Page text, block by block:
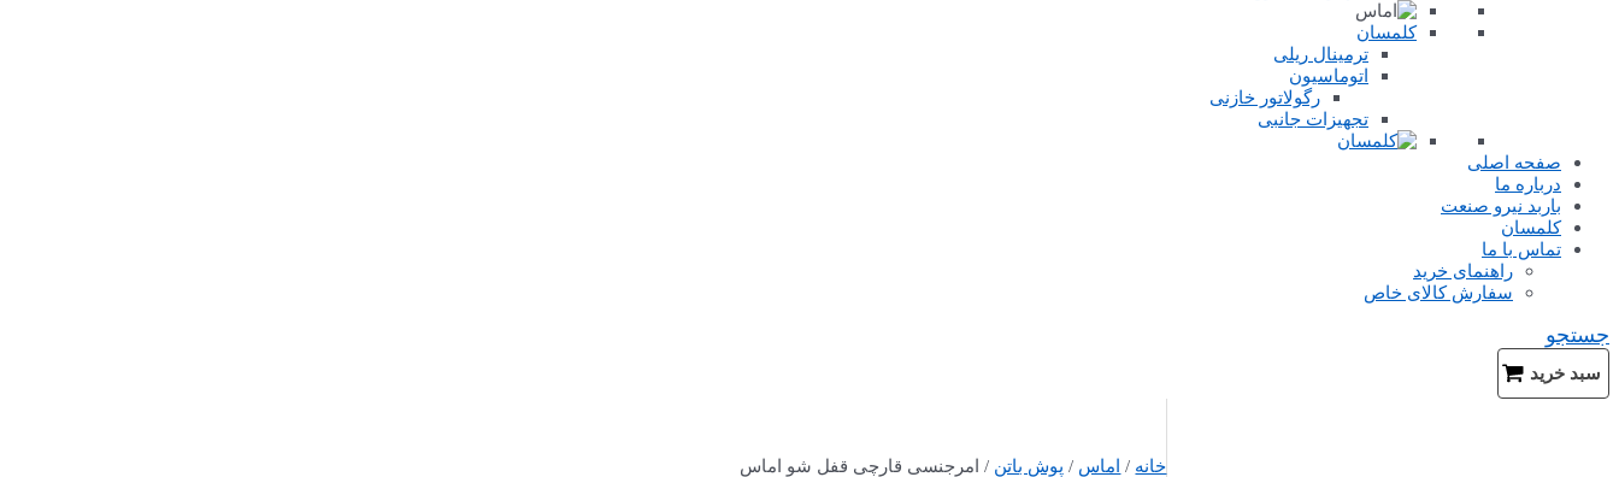
کلمسان
ترمینال ریلی
اتوماسیون
رگولاتور خازنی
تجهیزات جانبی
صفحه اصلی
درباره ما
باربد نیرو صنعت
کلمسان
تماس با ما
راهنمای خرید
سفارش کالای خاص
جستجو
سبد خرید
خانه / اماس / پوش باتن / امرجنسی قارچی قفل شو اماس